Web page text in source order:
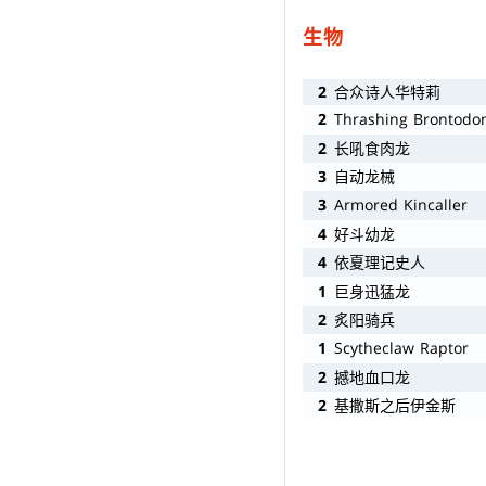
生物
2 合众诗人华特莉
2 Thrashing
2 长吼食肉龙
3 自动龙械
3 Armored Kincaller
4 好斗幼龙
4 依夏理记史人
1 巨身迅猛龙
2 炙阳骑兵
1 Scytheclaw Raptor
2 撼地血口龙
2 基撒斯之后伊金斯